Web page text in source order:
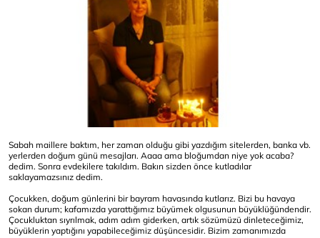
Sabah maillere baktım, her zaman olduğu gibi yazdığım sitelerden, banka vb.
yerlerden doğum günü mesajları. Aaaa ama bloğumdan niye yok acaba?
dedim. Sonra evdekilere takıldım. Bakın sizden önce kutladılar
saklayamazsınız dedim.
Çocukken, doğum günlerini bir bayram havasında kutlarız. Bizi bu havaya
sokan durum; kafamızda yarattığımız büyümek olgusunun büyüklüğündendir.
Çocukluktan sıyrılmak, adım adım giderken, artık sözümüzü dinleteceğimiz,
büyüklerin yaptığını yapabileceğimiz düşüncesidir. Bizim zamanımızda